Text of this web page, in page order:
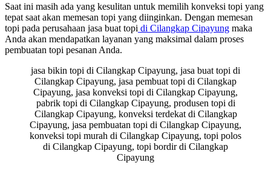
Saat ini masih ada yang kesulitan untuk memilih konveksi topi yang
tepat saat akan memesan topi yang diinginkan. Dengan memesan
topi pada perusahaan jasa buat topi di Cilangkap Cipayung maka
Anda akan mendapatkan layanan yang maksimal dalam proses
pembuatan topi pesanan Anda.
jasa bikin topi di Cilangkap Cipayung, jasa buat topi di
Cilangkap Cipayung, jasa pembuat topi di Cilangkap
Cipayung, jasa konveksi topi di Cilangkap Cipayung,
pabrik topi di Cilangkap Cipayung, produsen topi di
Cilangkap Cipayung, konveksi terdekat di Cilangkap
Cipayung, jasa pembuatan topi di Cilangkap Cipayung,
konveksi topi murah di Cilangkap Cipayung, topi polos
di Cilangkap Cipayung, topi bordir di Cilangkap
Cipayung